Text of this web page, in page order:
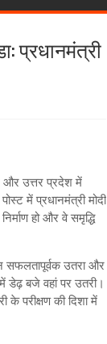
प्रधानमंत्री
और उत्तर प्रदेश में
में प्रधानमंत्री मोदी
हो और वे समृद्धि
सफलतापूर्वक उतरा और
डेढ़ बजे वहां पर उतरी।
के परीक्षण की दिशा में